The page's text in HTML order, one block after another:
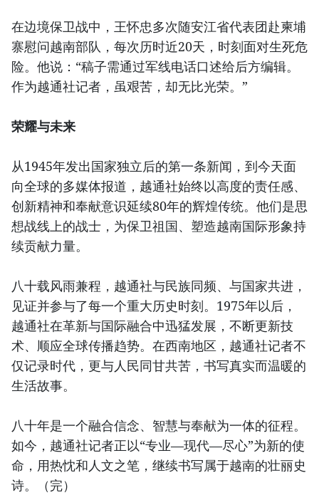
在边境保卫战中，王怀忠多次随安江省代表团赴柬埔
寨慰问越南部队，每次历时近20天，时刻面对生死危
险。他说：“稿子需通过军线电话口述给后方编辑。
作为越通社记者，虽艰苦，却无比光荣。”
荣耀与未来
从1945年发出国家独立后的第一条新闻，到今天面
向全球的多媒体报道，越通社始终以高度的责任感、
创新精神和奉献意识延续80年的辉煌传统。他们是思
想战线上的战士，为保卫祖国、塑造越南国际形象持
续贡献力量。
八十载风雨兼程，越通社与民族同频、与国家共进，
见证并参与了每一个重大历史时刻。1975年以后，
越通社在革新与国际融合中迅猛发展，不断更新技
术、顺应全球传播趋势。在西南地区，越通社记者不
仅记录时代，更与人民同甘共苦，书写真实而温暖的
生活故事。
八十年是一个融合信念、智慧与奉献为一体的征程。
如今，越通社记者正以“专业—现代—尽心”为新的使
命，用热忱和人文之笔，继续书写属于越南的壮丽史
诗。（完）